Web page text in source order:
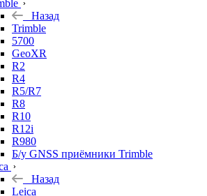
Назад
Trimble
5700
GeoXR
R2
R4
R5/R7
R8
R10
R12i
R980
Б/у GNSS приёмники Trimble
Назад
Leica